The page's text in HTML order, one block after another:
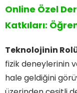
Online Özel
Katkıları:
Teknolojinin
fizik deneylerinin
hale geldiğini